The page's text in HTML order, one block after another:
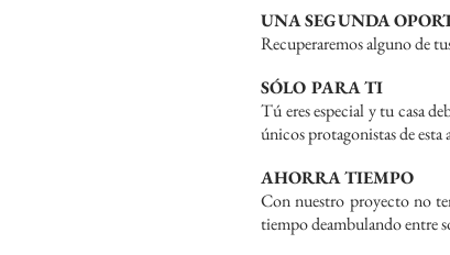
UNA SEGUNDA
Recuperaremos alguno de
SÓLO PARA TI
Tú eres especial y tu casa
únicos protagonistas de
AHORRA TIEMPO
Con nuestro proyecto no
tiempo deambulando entre